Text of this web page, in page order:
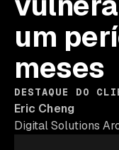
um
meses
DESTAQUE DO
Eric Cheng
Digital Solutions